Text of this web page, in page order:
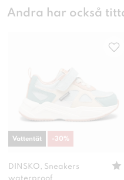
Andra har också
DINSKO, Sneakers
Vattentät -30%